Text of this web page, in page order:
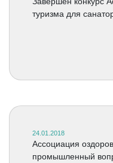
туризма для
24.01.2018
Ассоциация
промышленный